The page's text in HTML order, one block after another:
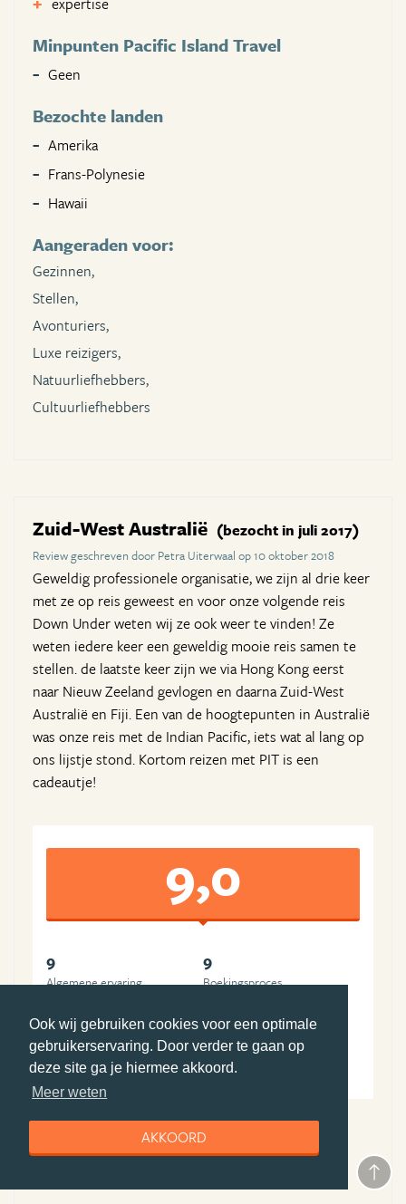
Ook wij gebruiken cookies voor een optimale
gebruikerservaring. Door verder te gaan op
deze site ga je hiermee akkoord.
Meer weten
AKKOORD
Minpunten Pacific Island Travel
Geen
Bezochte landen
Amerika
Frans-Polynesie
Hawaii
Aangeraden voor:
Gezinnen,
Stellen,
Avonturiers,
Luxe reizigers,
Natuurliefhebbers,
Cultuurliefhebbers
Zuid-West Australië (bezocht in juli 2017)
Review geschreven door Petra Uiterwaal op 10 oktober 2018
Geweldig professionele organisatie, we zijn al drie keer
met ze op reis geweest en voor onze volgende reis
Down Under weten wij ze ook weer te vinden! Ze
weten iedere keer een geweldig mooie reis samen te
stellen. de laatste keer zijn we via Hong Kong eerst
naar Nieuw Zeeland gevlogen en daarna Zuid-West
Australië en Fiji. Een van de hoogtepunten in Australië
was onze reis met de Indian Pacific, iets wat al lang op
ons lijstje stond. Kortom reizen met PIT is een
cadeautje!
9,0
9
Algemene ervaring
9
Boekingsproces
Reisleiding Accommodatie(s)
9
Vervoer
9
Prijs-kwaliteit
Bezochte landen